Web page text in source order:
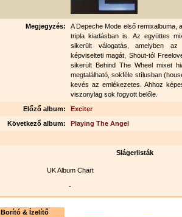
Megjegyzés:
A Depeche Mode első remixalbuma,
tripla kiadásban is. Az együttes
sikerült válogatás, amelyben az
képviselteti magát, Shout-tól
sikerült Behind The Wheel mixet
megtalálható, sokféle stílusban
kevés az emlékezetes. Ahhoz
viszonylag sok fogyott belőle.
Előző album:
Exciter
Következő album:
Playing The Angel
Slágerlisták
UK Album Chart
-
Borító & Ízelítő